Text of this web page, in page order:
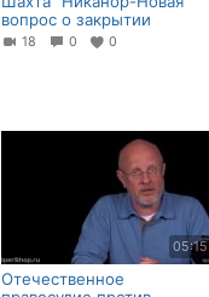
вопрос о закрытии
18 0 0
05:15
Отечественное